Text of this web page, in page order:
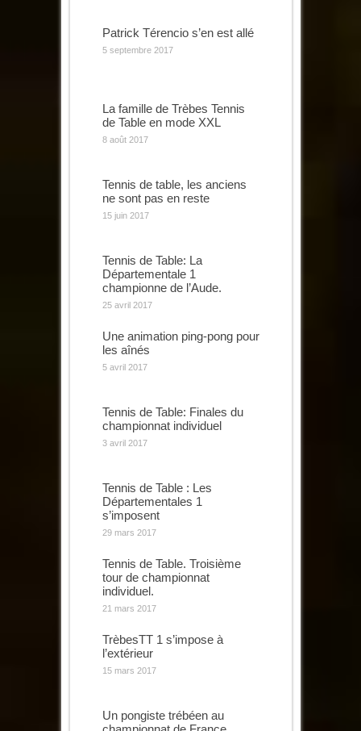
Patrick Térencio s’en est allé
5 septembre 2017
La famille de Trèbes Tennis
de Table en mode XXL
8 août 2017
Tennis de table, les anciens
ne sont pas en reste
15 juin 2017
Tennis de Table: La
Départementale 1
championne de l’Aude.
25 avril 2017
Une animation ping-pong pour
les aînés
5 avril 2017
Tennis de Table: Finales du
championnat individuel
3 avril 2017
Tennis de Table : Les
Départementales 1
s’imposent
29 mars 2017
Tennis de Table. Troisième
tour de championnat
individuel.
21 mars 2017
TrèbesTT 1 s’impose à
l’extérieur
15 mars 2017
Un pongiste trébéen au